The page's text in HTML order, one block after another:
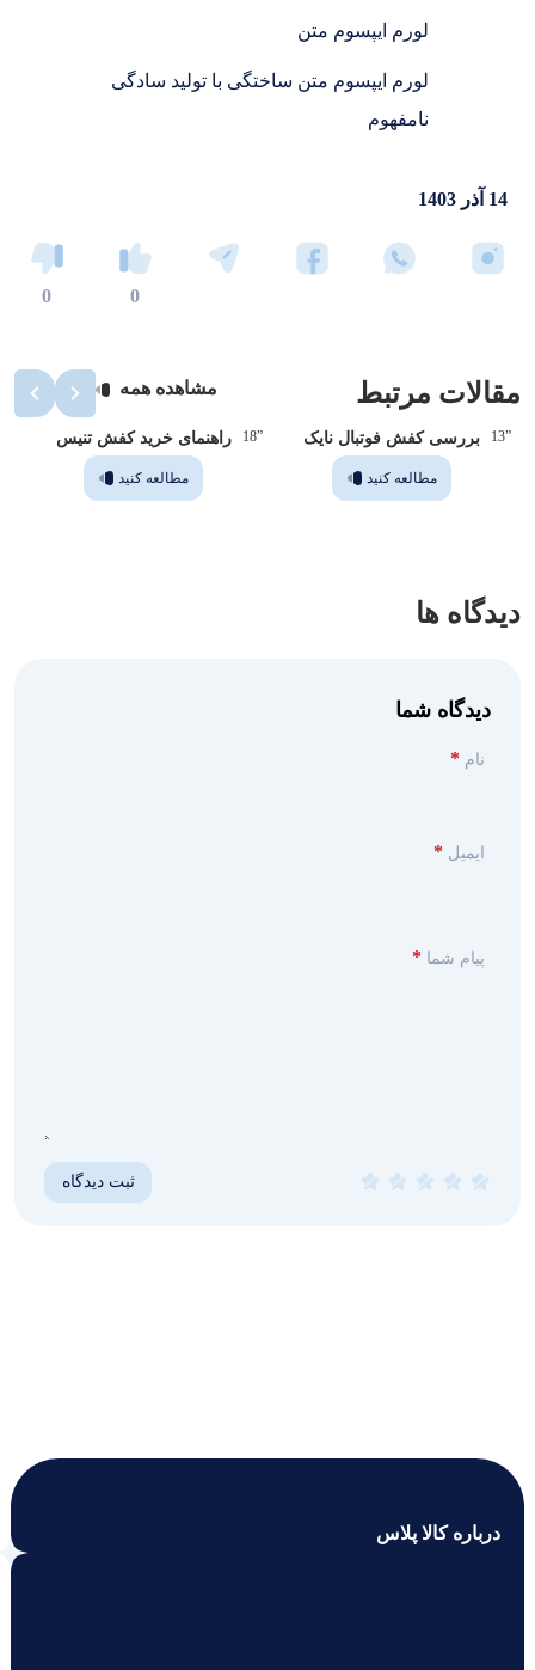
لورم ایپسوم متن
لورم ایپسوم متن ساختگی با تولید سادگی
نامفهوم
14 آذر 1403
0
0
مقالات مرتبط مشاهده همه
بررسی کفش فوتبال نایک
مطالعه کنید
راهنمای خرید کفش تنیس
مطالعه کنید
دیدگاه ها
دیدگاه شما
پیام شما*
نام*
ایمیل*
درباره کالا پلاس